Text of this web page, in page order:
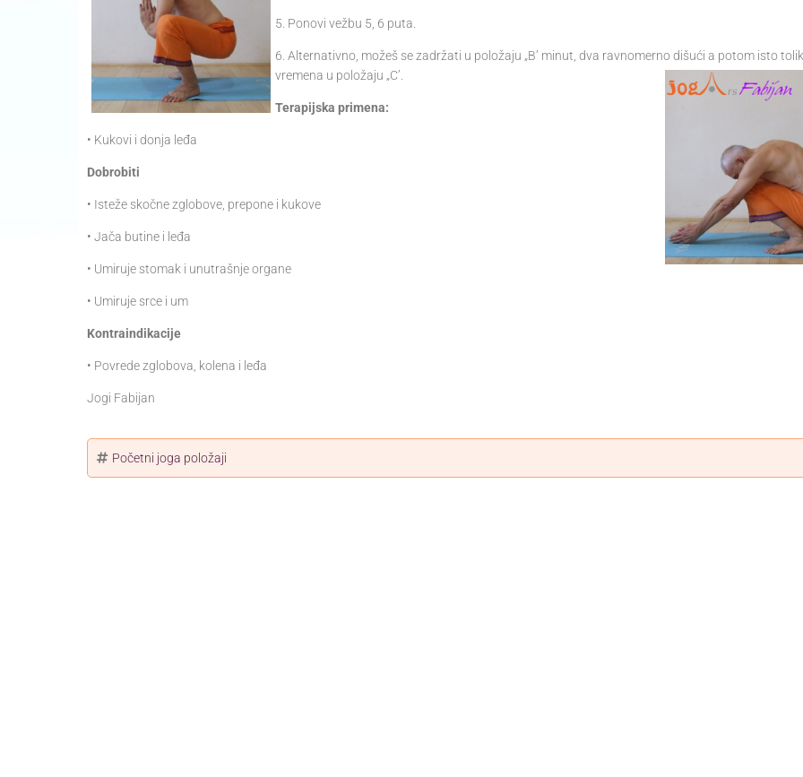
5. Ponovi vežbu 5, 6 puta.
6. Alternativno, možeš se zadržati u položaju „B’ minut, dva ravnomerno dišući a potom isto
vremena u položaju „C’.
Terapijska primena:
• Kukovi i donja leđa
Dobrobiti
• Isteže skočne zglobove, prepone i kukove
• Jača butine i leđa
• Umiruje stomak i unutrašnje organe
• Umiruje srce i um
Kontraindikacije
• Povrede zglobova, kolena i leđa
Jogi Fabijan
Početni joga položaji